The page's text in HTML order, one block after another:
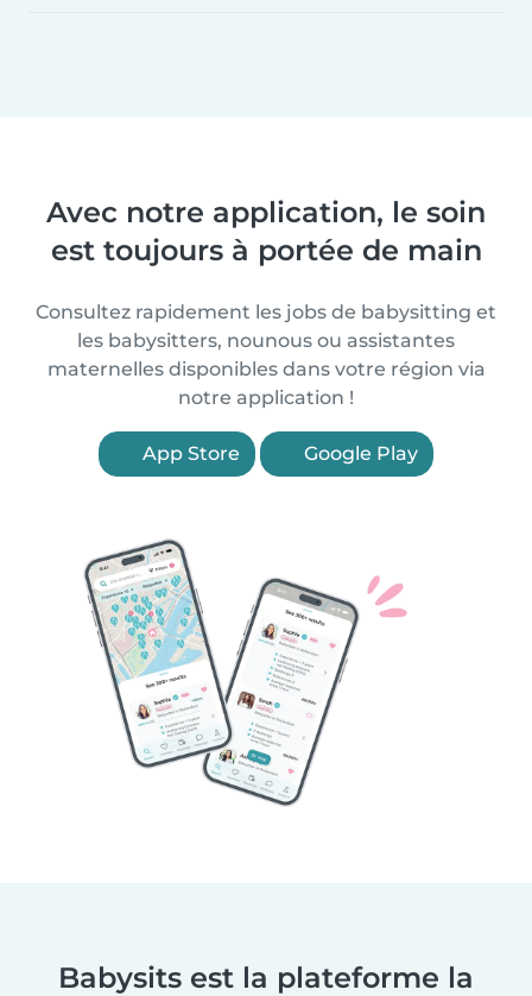
Avec notre application, le soin
est toujours à portée de main
Consultez rapidement les jobs de babysitting et
les babysitters, nounous ou assistantes
maternelles disponibles dans votre région via
notre application !
App Store Google Play
Babysits est la plateforme la